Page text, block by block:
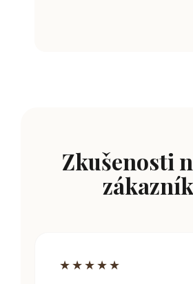
Zkušenosti
★★★★★